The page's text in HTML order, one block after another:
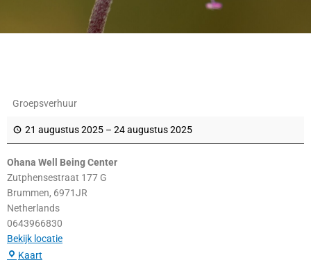
Groepsverhuur
21 augustus 2025 – 24 augustus 2025
Ohana Well Being Center
Zutphensestraat 177 G
Brummen, 6971JR
Netherlands
0643966830
Bekijk locatie
Kaart
Ohana
Being
Center